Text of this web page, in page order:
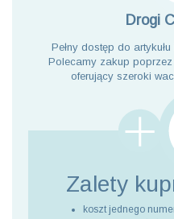
Drogi
Pełny dostęp do
Polecamy zakup
oferujący szeroki
Zalety
koszt jednego